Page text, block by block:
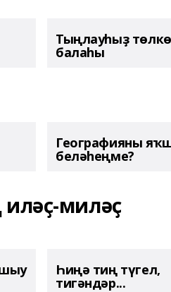
Тыңлауһыҙ төлкө
балаһы
Географияны
беләһеңме?
миләҫ
Һиңә тиң түгел,
тигәндәр...